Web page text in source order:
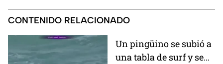
CONTENIDO RELACIONADO
Un pingüino se subió a
una tabla de surf y se